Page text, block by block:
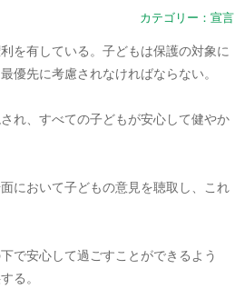
カテゴリー： 宣言
を有している。子どもは保護の対象に
優先に考慮されなければならない。
れ、すべての子どもが安心して健やか
において子どもの意見を聴取し、これ
で安心して過ごすことができるよう
る。